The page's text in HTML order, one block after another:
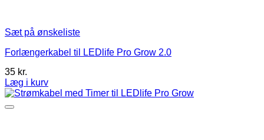
Sæt på ønskeliste
Forlængerkabel til LEDlife Pro Grow 2.0
35 kr.
Læg i kurv